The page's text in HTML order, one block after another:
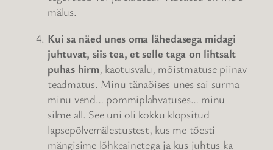
mälus.
Kui sa näed unes oma lähedasega midagi
juhtuvat, siis tea, et selle taga on lihtsalt
puhas hirm, kaotusvalu, mõistmatuse piinav
teadmatus. Minu tänaöises unes sai surma
minu vend… pommiplahvatuses… minu
silme all. See uni oli kokku klopsitud
lapsepõlvemälestustest, kus me tõesti
mängisime lõhkeainetega ja kus juhtus ka